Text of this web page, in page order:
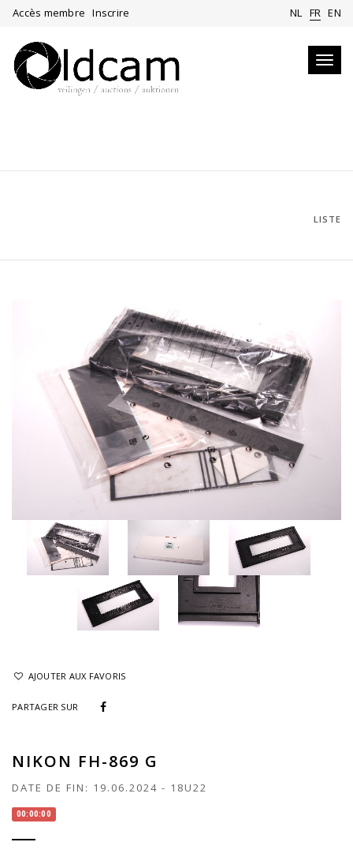
Accès membre Inscrire NL FR EN
LISTE
AJOUTER AUX FAVORIS
PARTAGER SUR
NIKON FH-869 G
DATE DE FIN: 19.06.2024 - 18U22
00:00:00